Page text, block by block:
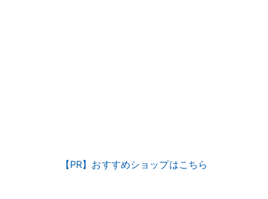
【PR】おすすめショップはこちら